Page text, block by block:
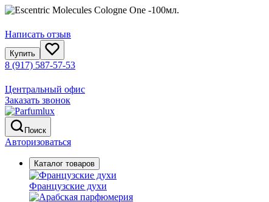
Написать отзыв
Купить
8 (917) 587-57-53
Центральный офис
Заказать звонок
Поиск
Авторизоваться
Каталог товаров
Французские духи